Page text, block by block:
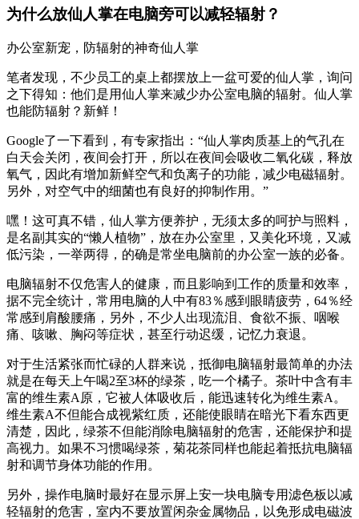
为什么放仙人掌在电脑旁可以减轻辐射？
办公室新宠，防辐射的神奇仙人掌
笔者发现，不少员工的桌上都摆放上一盆可爱的仙人掌，询问
之下得知：他们是用仙人掌来减少办公室电脑的辐射。仙人掌
也能防辐射？新鲜！
Google了一下看到，有专家指出：“仙人掌肉质基上的气孔在
白天会关闭，夜间会打开，所以在夜间会吸收二氧化碳，释放
氧气，因此有增加新鲜空气和负离子的功能，减少电磁辐射。
另外，对空气中的细菌也有良好的抑制作用。”
嘿！这可真不错，仙人掌方便养护，无须太多的呵护与照料，
是名副其实的“懒人植物”，放在办公室里，又美化环境，又减
低污染，一举两得，的确是常坐电脑前的办公室一族的必备。
电脑辐射不仅危害人的健康，而且影响到工作的质量和效率，
据不完全统计，常用电脑的人中有83％感到眼睛疲劳，64％经
常感到肩酸腰痛，另外，不少人出现流泪、食欲不振、咽喉
痛、咳嗽、胸闷等症状，甚至行动迟缓，记忆力衰退。
对于生活紧张而忙碌的人群来说，抵御电脑辐射最简单的办法
就是在每天上午喝2至3杯的绿茶，吃一个橘子。茶叶中含有丰
富的维生素A原，它被人体吸收后，能迅速转化为维生素A。
维生素A不但能合成视紫红质，还能使眼睛在暗光下看东西更
清楚，因此，绿茶不但能消除电脑辐射的危害，还能保护和提
高视力。如果不习惯喝绿茶，菊花茶同样也能起着抵抗电脑辐
射和调节身体功能的作用。
另外，操作电脑时最好在显示屏上安一块电脑专用滤色板以减
轻辐射的危害，室内不要放置闲杂金属物品，以免形成电磁波